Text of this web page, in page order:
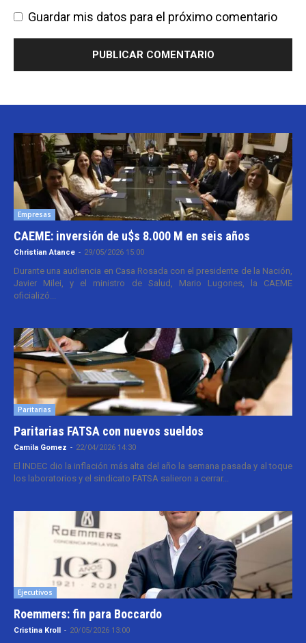
Guardar mis datos para el próximo comentario
Empresas
CAEME: inversión de u$s 8.000 M en seis años
Christian Atance - 29/05/2026 15:00
Durante una audiencia en Casa Rosada con el presidente de la Nación,
Javier Milei, y el ministro de Salud, Mario Lugones, la CAEME
oficializó...
Paritarias
Paritarias FATSA con nuevos sueldos
Camila Gomez - 22/04/2026 14:30
El INDEC dio la inflación más alta del año la semana pasada y al toque
los laboratorios y el sindicato FATSA salieron a cerrar...
Ejecutivos
Roemmers: fin para Boccardo
Cristina Kroll - 20/05/2026 13:00